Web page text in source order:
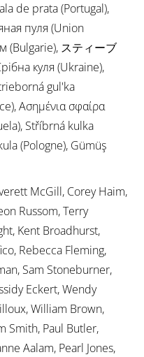
de prata (Portugal),
пуля (Union
(Bulgarie), スティーブ
куля (Ukraine),
gul'ka
Ασημένια σφαίρα
Stříbrná kulka
(Pologne), Gümüş
McGill, Corey Haim,
Russom, Terry
Kent Broadhurst,
Rebecca Fleming,
Sam Stoneburner,
Eckert, Wendy
William Brown,
Smith, Paul Butler,
Aalam, Pearl Jones,